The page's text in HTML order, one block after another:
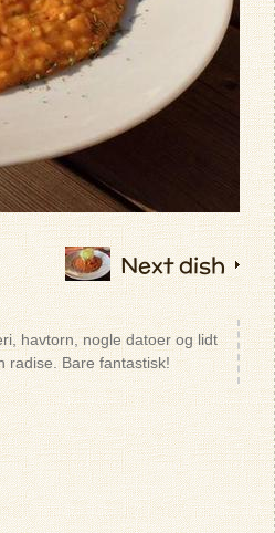
Next dish
havtorn, nogle datoer og lidt
radise. Bare fantastisk!